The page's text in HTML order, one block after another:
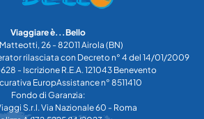
Viaggiare è...Bello
26 - 82011 Airola (BN)
rilasciata con Decreto n° 4 del 14/01/2009
- Iscrizione R.E.A. 121043 Benevento
EuropAssistance n° 8511410
Fondo di Garanzia:
S.r.l. Via Nazionale 60 - Roma